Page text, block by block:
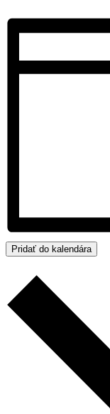
Pridať do kalendára